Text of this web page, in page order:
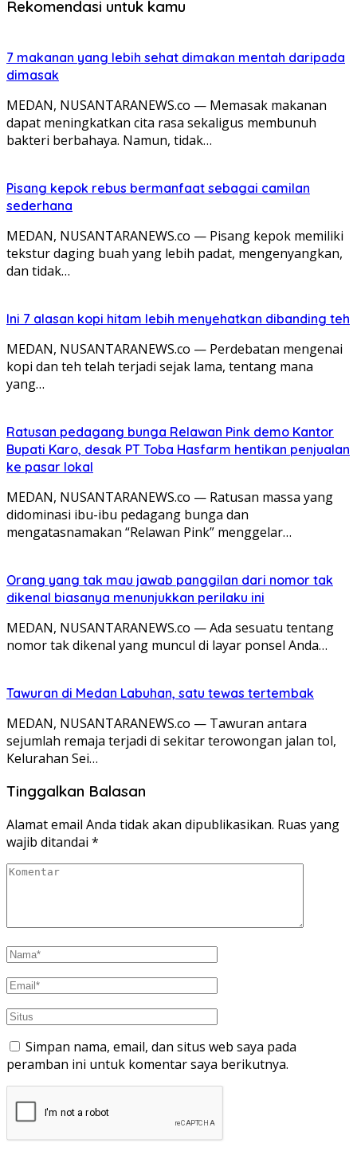
Rekomendasi untuk kamu
7 makanan yang lebih sehat dimakan mentah daripada
dimasak
MEDAN, NUSANTARANEWS.co — Memasak makanan
dapat meningkatkan cita rasa sekaligus membunuh
bakteri berbahaya. Namun, tidak…
Pisang kepok rebus bermanfaat sebagai camilan
sederhana
MEDAN, NUSANTARANEWS.co — Pisang kepok memiliki
tekstur daging buah yang lebih padat, mengenyangkan,
dan tidak…
Ini 7 alasan kopi hitam lebih menyehatkan dibanding teh
MEDAN, NUSANTARANEWS.co — Perdebatan mengenai
kopi dan teh telah terjadi sejak lama, tentang mana
yang…
Ratusan pedagang bunga Relawan Pink demo Kantor
Bupati Karo, desak PT Toba Hasfarm hentikan penjualan
ke pasar lokal
MEDAN, NUSANTARANEWS.co — Ratusan massa yang
didominasi ibu-ibu pedagang bunga dan
mengatasnamakan “Relawan Pink” menggelar…
Orang yang tak mau jawab panggilan dari nomor tak
dikenal biasanya menunjukkan perilaku ini
MEDAN, NUSANTARANEWS.co — Ada sesuatu tentang
nomor tak dikenal yang muncul di layar ponsel Anda…
Tawuran di Medan Labuhan, satu tewas tertembak
MEDAN, NUSANTARANEWS.co — Tawuran antara
sejumlah remaja terjadi di sekitar terowongan jalan tol,
Kelurahan Sei…
Tinggalkan Balasan
Alamat email Anda tidak akan dipublikasikan. Ruas yang
wajib ditandai *
Simpan nama, email, dan situs web saya pada
peramban ini untuk komentar saya berikutnya.